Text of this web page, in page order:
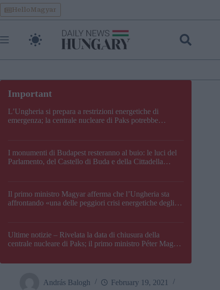
Skip
to
content
HelloMagyar
L’Ungheria si prepara a restrizioni energetiche di
emergenza; la centrale nucleare di Paks potrebbe
I monumenti di Budapest resteranno al buio: le luci del
Parlamento, del Castello di Buda e della Cittadella
Il primo ministro Magyar afferma che l’Ungheria sta
affrontando «una delle peggiori crisi energetiche degli
Ultime notizie – Rivelata la data di chiusura della
centrale nucleare di Paks; il primo ministro Péter Magyar
András Balogh
February 19, 2021